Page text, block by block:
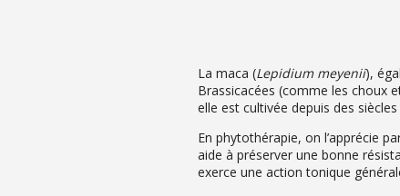
La maca (Lepidium meyenii),
Brassicacées (comme les choux
elle est cultivée depuis des
En phytothérapie, on l’apprécie
aide à préserver une bonne
exerce une action tonique